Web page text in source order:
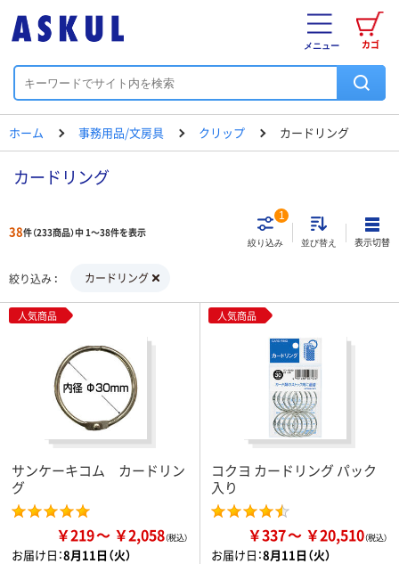
カゴ
メニュー
ホーム 事務用品/文房具 クリップ カードリング
カードリング
38件（233商品）中 1～38件を表示
絞り込み
1
並び替え 表示切替
絞り込み カードリング
人気商品
サンケーキコム カードリン
グ
￥219 ￥2,058
お届け日：8月11日（火）
人気商品
コクヨ カードリング パック
入り
￥337 ￥20,510
お届け日：8月11日（火）